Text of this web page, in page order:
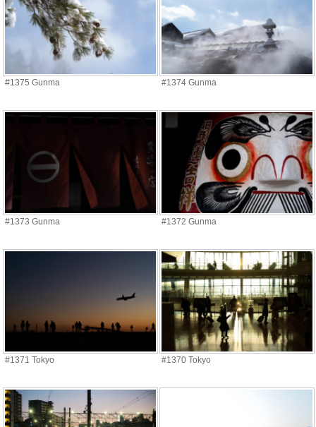
#1375 Gunma #1374 Gunma
#1373 Gunma #1372 Gunma
#1371 Tokyo #1370 Tokyo